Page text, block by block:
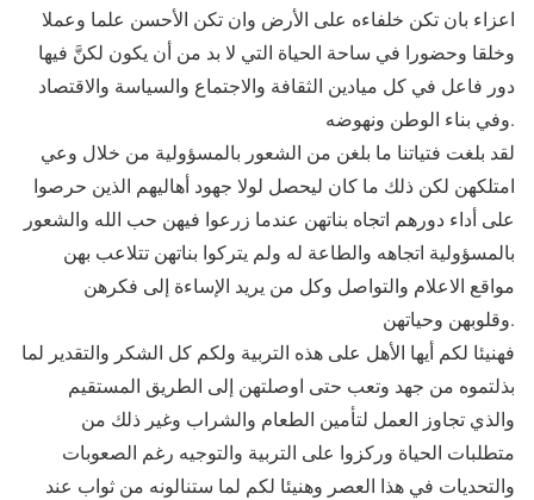
اعزاء بان تكن خلفاءه على الأرض وان تكن الأحسن علما وعملا
وخلقا وحضورا في ساحة الحياة التي لا بد من أن يكون لكنَّ فيها
دور فاعل في كل ميادين الثقافة والاجتماع والسياسة والاقتصاد
وفي بناء الوطن ونهوضه.
لقد بلغت فتياتنا ما بلغن من الشعور بالمسؤولية من خلال وعي
امتلكهن لكن ذلك ما كان ليحصل لولا جهود أهاليهم الذين حرصوا
على أداء دورهم اتجاه بناتهن عندما زرعوا فيهن حب الله والشعور
بالمسؤولية اتجاهه والطاعة له ولم يتركوا بناتهن تتلاعب بهن
مواقع الاعلام والتواصل وكل من يريد الإساءة إلى فكرهن
وقلوبهن وحياتهن.
فهنيئا لكم أيها الأهل على هذه التربية ولكم كل الشكر والتقدير لما
بذلتموه من جهد وتعب حتى اوصلتهن إلى الطريق المستقيم
والذي تجاوز العمل لتأمين الطعام والشراب وغير ذلك من
متطلبات الحياة وركزوا على التربية والتوجيه رغم الصعوبات
والتحديات في هذا العصر وهنيئا لكم لما ستنالونه من ثواب عند